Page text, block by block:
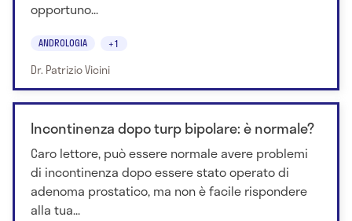
opportuno...
ANDROLOGIA +1
Dr. Patrizio Vicini
Incontinenza dopo turp bipolare: è normale?
Caro lettore, può essere normale avere problemi
di incontinenza dopo essere stato operato di
adenoma prostatico, ma non è facile rispondere
alla tua...